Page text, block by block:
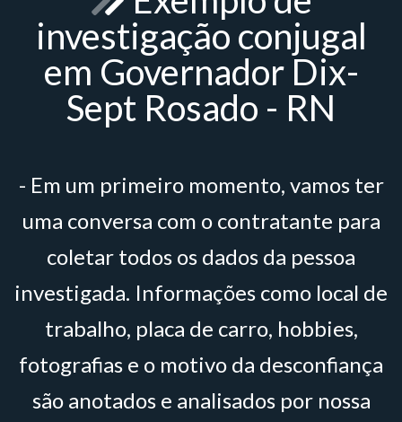
investigação conjugal
em Governador Dix-
Sept Rosado - RN
- Em um primeiro momento, vamos ter
uma conversa com o contratante para
coletar todos os dados da pessoa
investigada. Informações como local de
trabalho, placa de carro, hobbies,
fotografias e o motivo da desconfiança
são anotados e analisados por nossa